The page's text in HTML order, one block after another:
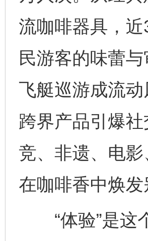
流咖啡器具，
民游客的味蕾
飞艇巡游成流
跨界产品引爆
竞、非遗、电
在咖啡香中焕
“体验”是这个